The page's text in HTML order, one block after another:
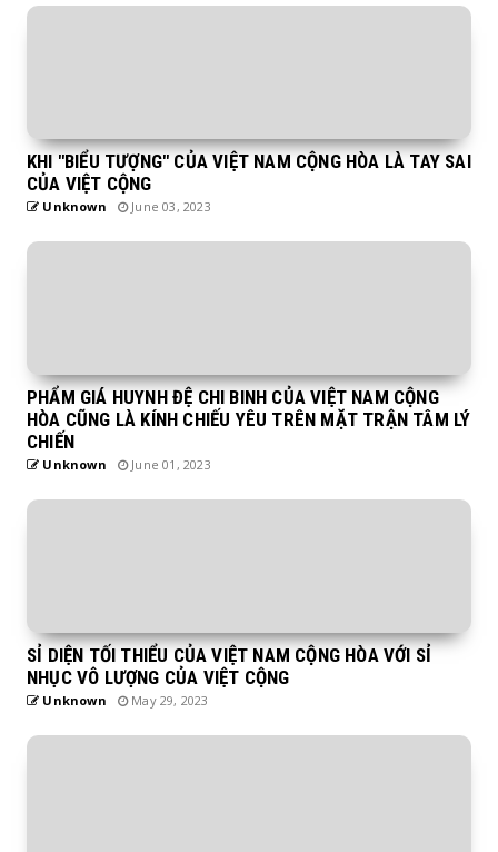
KHI "BIỂU TƯỢNG" CỦA VIỆT NAM CỘNG HÒA LÀ TAY SAI
CỦA VIỆT CỘNG
Unknown June 03, 2023
PHẨM GIÁ HUYNH ĐỆ CHI BINH CỦA VIỆT NAM CỘNG
HÒA CŨNG LÀ KÍNH CHIẾU YÊU TRÊN MẶT TRẬN TÂM LÝ
CHIẾN
Unknown June 01, 2023
SỈ DIỆN TỐI THIỂU CỦA VIỆT NAM CỘNG HÒA VỚI SỈ
NHỤC VÔ LƯỢNG CỦA VIỆT CỘNG
Unknown May 29, 2023